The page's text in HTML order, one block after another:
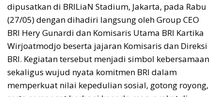
dipusatkan di BRILiaN Stadium, Jakarta, pada Rabu
(27/05) dengan dihadiri langsung oleh Group CEO
BRI Hery Gunardi dan Komisaris Utama BRI Kartika
Wirjoatmodjo beserta jajaran Komisaris dan Direksi
BRI. Kegiatan tersebut menjadi simbol kebersamaan
sekaligus wujud nyata komitmen BRI dalam
memperkuat nilai kepedulian sosial, gotong royong,